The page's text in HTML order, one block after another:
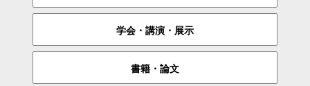
学会・講演・展示
書籍・論文